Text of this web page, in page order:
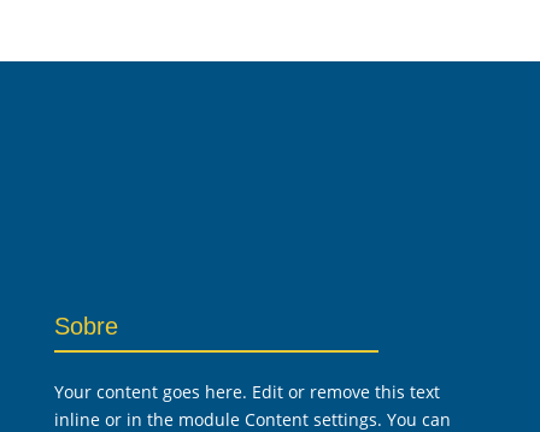
Sobre
Your content goes here. Edit or remove this text
inline or in the module Content settings. You can